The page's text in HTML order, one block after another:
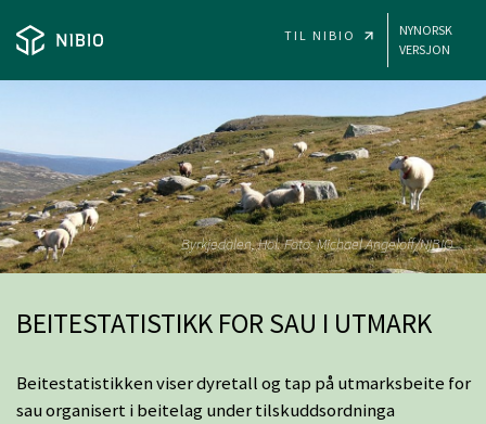
TIL NIBIO
NYNORSK
VERSJON
Byrkjedalen, Hol. Foto: Michael Angeloff/NIBIO
BEITESTATISTIKK FOR SAU I UTMARK
Beitestatistikken viser dyretall og tap på utmarksbeite for
sau organisert i beitelag under tilskuddsordninga